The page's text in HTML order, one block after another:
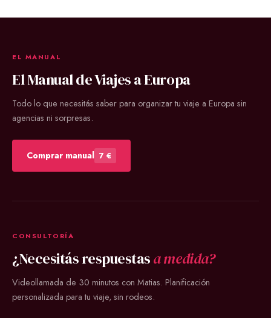
EL MANUAL
El Manual de Viajes a Europa
Todo lo que necesitás saber para organizar tu viaje a Europa sin
agencias ni sorpresas.
Comprar manual 7 €
CONSULTORÍA
¿Necesitás respuestasa medida?
Videollamada de 30 minutos con Matias. Planificación
personalizada para tu viaje, sin rodeos.